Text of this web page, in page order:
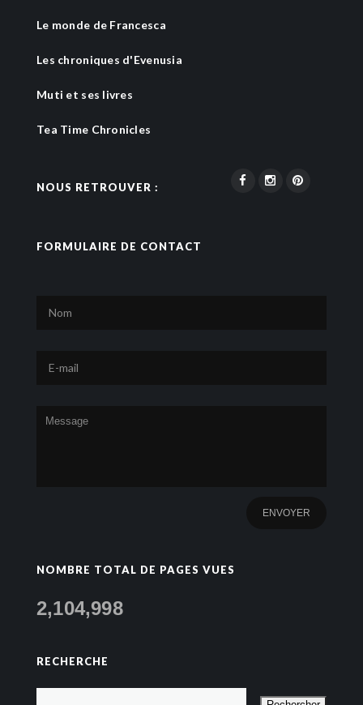
Le monde de Francesca
Les chroniques d'Evenusia
Muti et ses livres
Tea Time Chronicles
NOUS RETROUVER :
FORMULAIRE DE CONTACT
NOMBRE TOTAL DE PAGES VUES
2,104,998
RECHERCHE